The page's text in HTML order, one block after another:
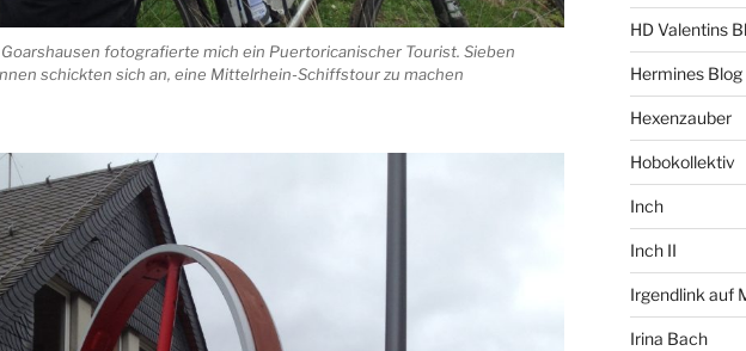
Goarshausen fotografierte mich ein Puertoricanischer Tourist. Sieben
schickten sich an, eine Mittelrhein-Schiffstour zu machen
HD Valentins
Hermines Blog
Hexenzauber
Hobokollektiv
Inch
Inch II
Irgendlink auf
Irina Bach